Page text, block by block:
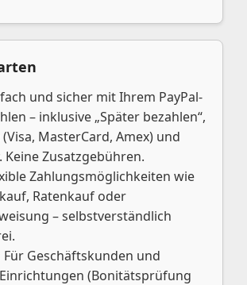
und sicher mit Ihrem PayPal-
– inklusive „Später bezahlen“,
MasterCard, Amex) und
Keine Zusatzgebühren.
Zahlungsmöglichkeiten wie
Ratenkauf oder
– selbstverständlich
Für Geschäftskunden und
(Bonitätsprüfung